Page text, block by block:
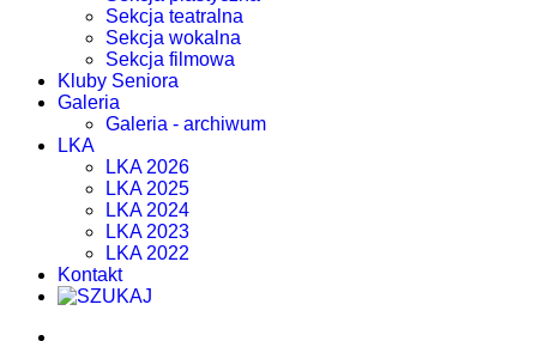
Sekcja teatralna
Sekcja wokalna
Sekcja filmowa
Kluby Seniora
Galeria
Galeria - archiwum
LKA
LKA 2026
LKA 2025
LKA 2024
LKA 2023
LKA 2022
Kontakt